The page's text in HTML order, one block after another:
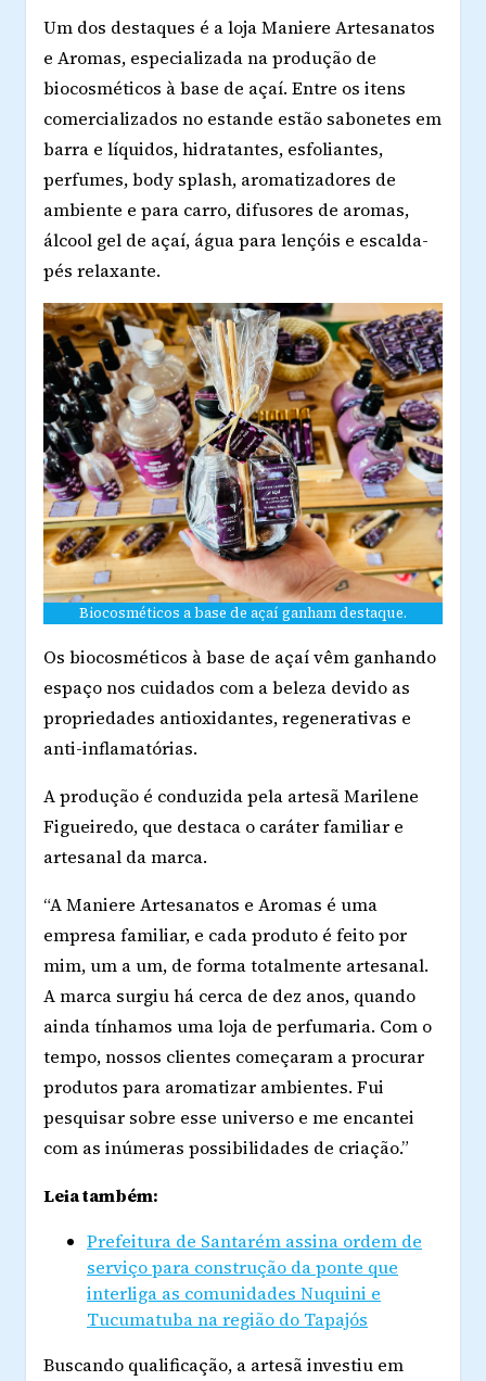
Um dos destaques é a lojaManiere Artesanatos
e Aromas, especializada na produção de
biocosméticos à base de açaí. Entre os itens
comercializados no estande estão sabonetes em
barra e líquidos, hidratantes, esfoliantes,
perfumes, body splash, aromatizadores de
ambiente e para carro, difusores de aromas,
álcool gel de açaí, água para lençóis e escalda-
pés relaxante.
Biocosméticos a base de açaí ganham destaque.
Os biocosméticos à base de açaí vêm ganhando
espaço nos cuidados com a beleza devido as
propriedades antioxidantes, regenerativas e
anti-inflamatórias.
A produção é conduzida pela artesãMarilene
Figueiredo, que destaca o caráter familiar e
artesanal da marca.
“A Maniere Artesanatos e Aromas é uma
empresa familiar, e cada produto é feito por
mim, um a um, de forma totalmente artesanal.
A marca surgiu há cerca de dez anos, quando
ainda tínhamos uma loja de perfumaria. Com o
tempo, nossos clientes começaram a procurar
produtos para aromatizar ambientes. Fui
pesquisar sobre esse universo e me encantei
com as inúmeras possibilidades de criação.”
Leia também:
Prefeitura de Santarém assina ordem de
serviço para construção da ponte que
interliga as comunidades Nuquini e
Tucumatuba na região do Tapajós
Buscando qualificação, a artesã investiu em